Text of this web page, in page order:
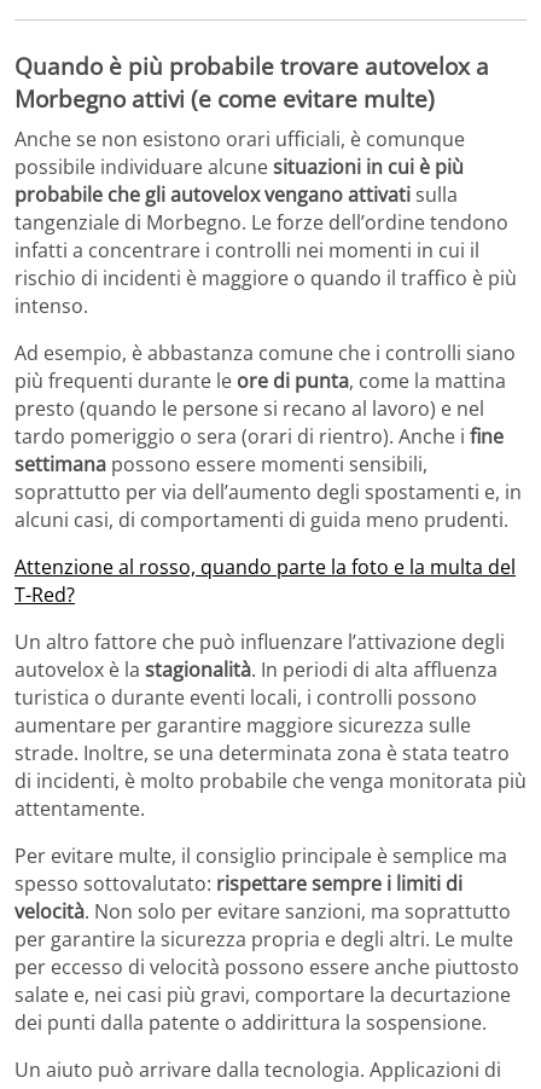
Quando è più probabile trovare autovelox a
Morbegno attivi (e come evitare multe)
Anche se non esistono orari ufficiali, è comunque
possibile individuare alcunesituazioni in cui è più
probabile che gli autovelox vengano attivatisulla
tangenziale di Morbegno. Le forze dell’ordine tendono
infatti a concentrare i controlli nei momenti in cui il
rischio di incidenti è maggiore o quando il traffico è più
intenso.
Ad esempio, è abbastanza comune che i controlli siano
più frequenti durante le ore di punta, come la mattina
presto (quando le persone si recano al lavoro) e nel
tardo pomeriggio o sera (orari di rientro). Anche i fine
settimana possono essere momenti sensibili,
soprattutto per via dell’aumento degli spostamenti e, in
alcuni casi, di comportamenti di guida meno prudenti.
Attenzione al rosso, quando parte la foto e la multa del
T-Red?
Un altro fattore che può influenzare l’attivazione degli
autovelox è la stagionalità. In periodi di alta affluenza
turistica o durante eventi locali, i controlli possono
aumentare per garantire maggiore sicurezza sulle
strade. Inoltre, se una determinata zona è stata teatro
di incidenti, è molto probabile che venga monitorata più
attentamente.
Per evitare multe, il consiglio principale è semplice ma
spesso sottovalutato: rispettare sempre i limiti di
velocità. Non solo per evitare sanzioni, ma soprattutto
per garantire la sicurezza propria e degli altri. Le multe
per eccesso di velocità possono essere anche piuttosto
salate e, nei casi più gravi, comportare la decurtazione
dei punti dalla patente o addirittura la sospensione.
Un aiuto può arrivare dalla tecnologia. Applicazioni di